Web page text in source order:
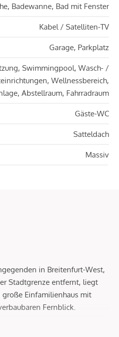
Badewanne, Bad mit Fenster
Kabel / Satelliten-TV
Garage, Parkplatz
Swimmingpool, Wasch- /
Wellnessbereich,
Abstellraum, Fahrradraum
Gäste-WC
Satteldach
Massiv
in Breitenfurt-West,
Stadtgrenze entfernt, liegt
große Einfamilienhaus mit
Fernblick.